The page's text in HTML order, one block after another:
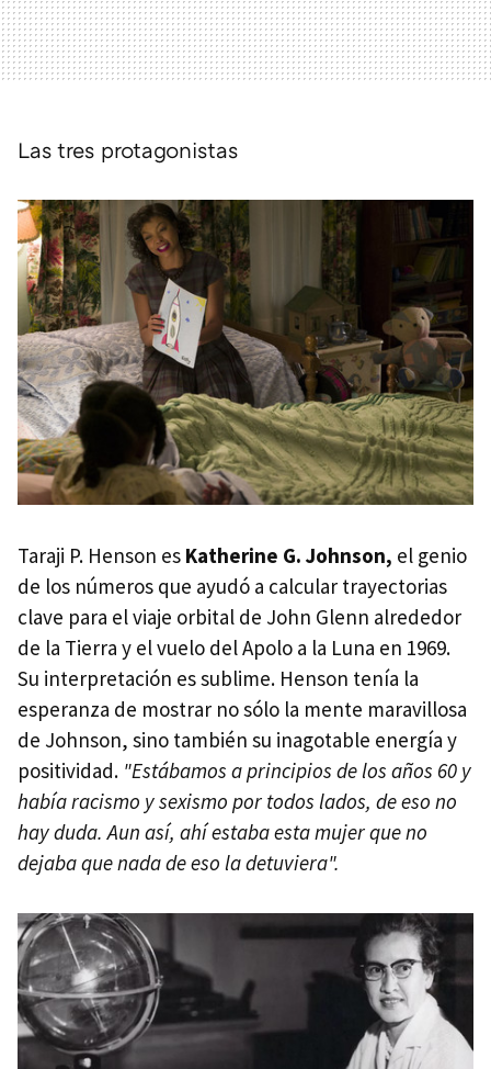
Las tres protagonistas
Taraji P. Henson es Katherine G. Johnson, el genio
de los números que ayudó a calcular trayectorias
clave para el viaje orbital de John Glenn alrededor
de la Tierra y el vuelo del Apolo a la Luna en 1969.
Su interpretación es sublime. Henson tenía la
esperanza de mostrar no sólo la mente maravillosa
de Johnson, sino también su inagotable energía y
positividad. "Estábamos a principios de los años 60 y
había racismo y sexismo por todos lados, de eso no
hay duda. Aun así, ahí estaba esta mujer que no
dejaba que nada de eso la detuviera".